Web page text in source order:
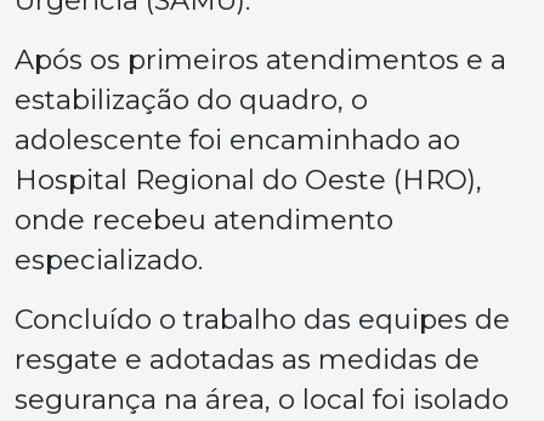
Após os primeiros atendimentos e a
estabilização do quadro, o
adolescente foi encaminhado ao
Hospital Regional do Oeste (HRO),
onde recebeu atendimento
especializado.
Concluído o trabalho das equipes de
resgate e adotadas as medidas de
segurança na área, o local foi isolado